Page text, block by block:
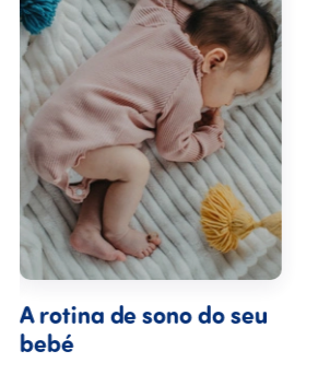
Melamil®